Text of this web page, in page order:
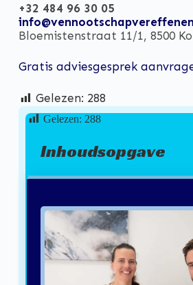
+32 484 96 30 05
Bloemistenstraat 11/1, 8500
Gratis adviesgesprek
Gelezen: 288
Gelezen: 288
Inhoudsopgave